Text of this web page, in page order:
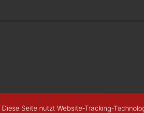
Diese Seite nutzt Website-Tracking-